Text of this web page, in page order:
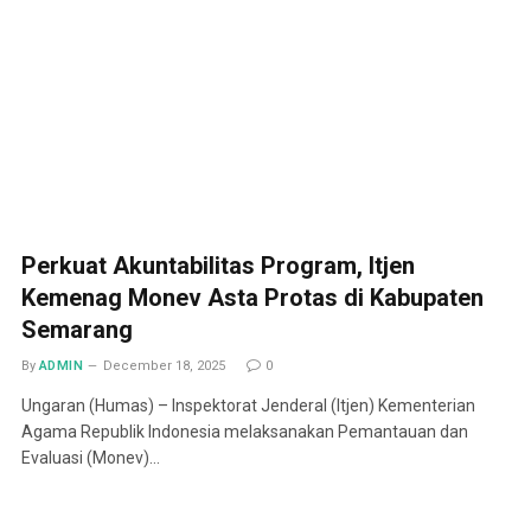
Perkuat Akuntabilitas Program, Itjen
Kemenag Monev Asta Protas di Kabupaten
Semarang
By ADMIN December 18, 2025 0
Ungaran (Humas) – Inspektorat Jenderal (Itjen) Kementerian
Agama Republik Indonesia melaksanakan Pemantauan dan
Evaluasi (Monev)…